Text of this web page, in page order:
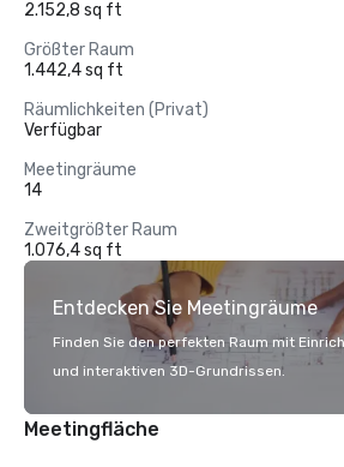
2.152,8 sq ft
Größter Raum
1.442,4 sq ft
Räumlichkeiten (Privat)
Verfügbar
Meetingräume
14
Zweitgrößter Raum
1.076,4 sq ft
Entdecken Sie Meetingräume
Finden Sie den perfekten Raum mit
und interaktiven 3D-Grundrissen.
Meetingfläche